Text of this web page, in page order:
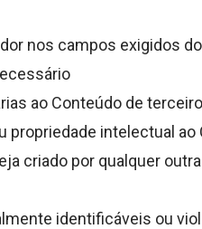
nos campos exigidos
ao Conteúdo de
propriedade intelectual ao
criado por qualquer
identificáveis ou